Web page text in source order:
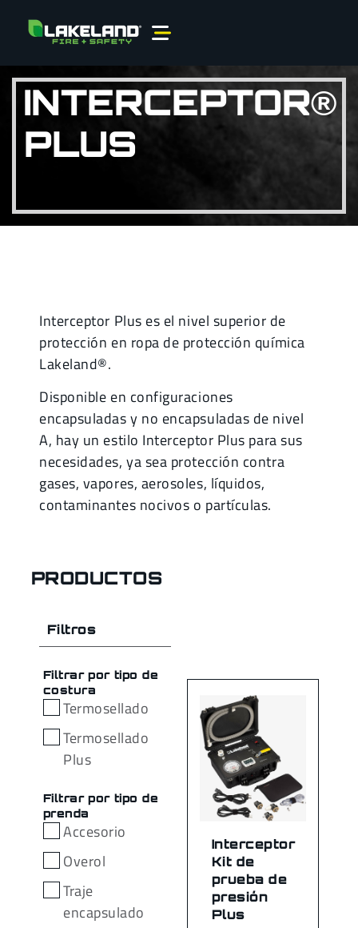
INTERCEPTOR®
PLUS
Interceptor Plus es el nivel superior de
protección en ropa de protección química
Lakeland®.
Disponible en configuraciones
encapsuladas y no encapsuladas de nivel
A, hay un estilo Interceptor Plus para sus
necesidades, ya sea protección contra
gases, vapores, aerosoles, líquidos,
contaminantes nocivos o partículas.
PRODUCTOS
Filtros
Filtrar por tipo de
costura
Termosellado
Termosellado
Plus
Filtrar por tipo de
prenda
Accesorio
Overol
Traje
encapsulado
Interceptor
Kit de
prueba de
presión
Plus